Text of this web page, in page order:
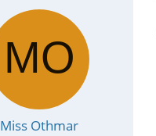
Miss Othmar